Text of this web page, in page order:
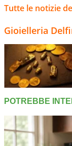
Tutte le notizie
Gioielleria